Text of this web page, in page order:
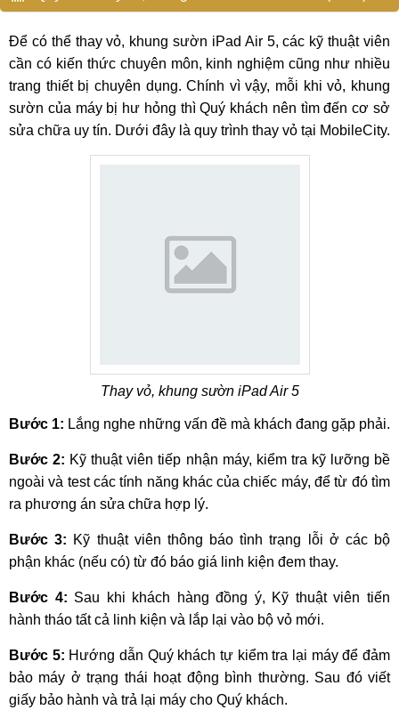
Để có thể thay vỏ, khung sườn iPad Air 5, các kỹ thuật viên
cần có kiến thức chuyên môn, kinh nghiệm cũng như nhiều
trang thiết bị chuyên dụng. Chính vì vậy, mỗi khi vỏ, khung
sườn của máy bị hư hỏng thì Quý khách nên tìm đến cơ sở
sửa chữa uy tín. Dưới đây là quy trình thay vỏ tại MobileCity.
Thay vỏ, khung sườn iPad Air 5
Bước 1: Lắng nghe những vấn đề mà khách đang gặp phải.
Bước 2: Kỹ thuật viên tiếp nhận máy, kiểm tra kỹ lưỡng bề
ngoài và test các tính năng khác của chiếc máy, để từ đó tìm
ra phương án sửa chữa hợp lý.
Bước 3: Kỹ thuật viên thông báo tình trạng lỗi ở các bộ
phận khác (nếu có) từ đó báo giá linh kiện đem thay.
Bước 4: Sau khi khách hàng đồng ý, Kỹ thuật viên tiến
hành tháo tất cả linh kiện và lắp lại vào bộ vỏ mới.
Bước 5: Hướng dẫn Quý khách tự kiểm tra lại máy để đảm
bảo máy ở trạng thái hoạt động bình thường. Sau đó viết
giấy bảo hành và trả lại máy cho Quý khách.